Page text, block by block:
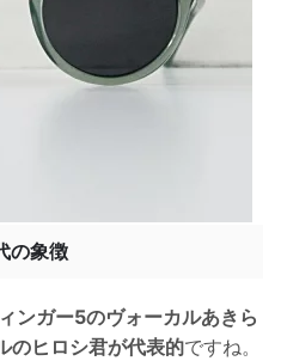
の象徴
ンガー5のヴォーカルあきら
のヒロシ君が代表的ですね。